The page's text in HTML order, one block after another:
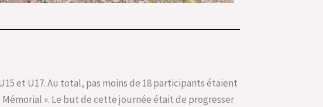
et U17. Au total, pas moins de 18 participants étaient
». Le but de cette journée était de progresser